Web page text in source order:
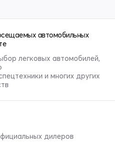
автомобильных
легковых автомобилей,
и многих других
дилеров